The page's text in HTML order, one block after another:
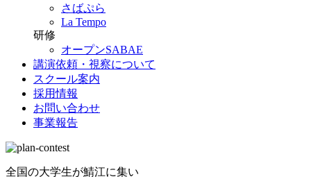
さばぷら
La Tempo
研修
オープンSABAE
講演依頼・視察について
スクール案内
採用情報
お問い合わせ
事業報告
全国の大学生が鯖江に集い